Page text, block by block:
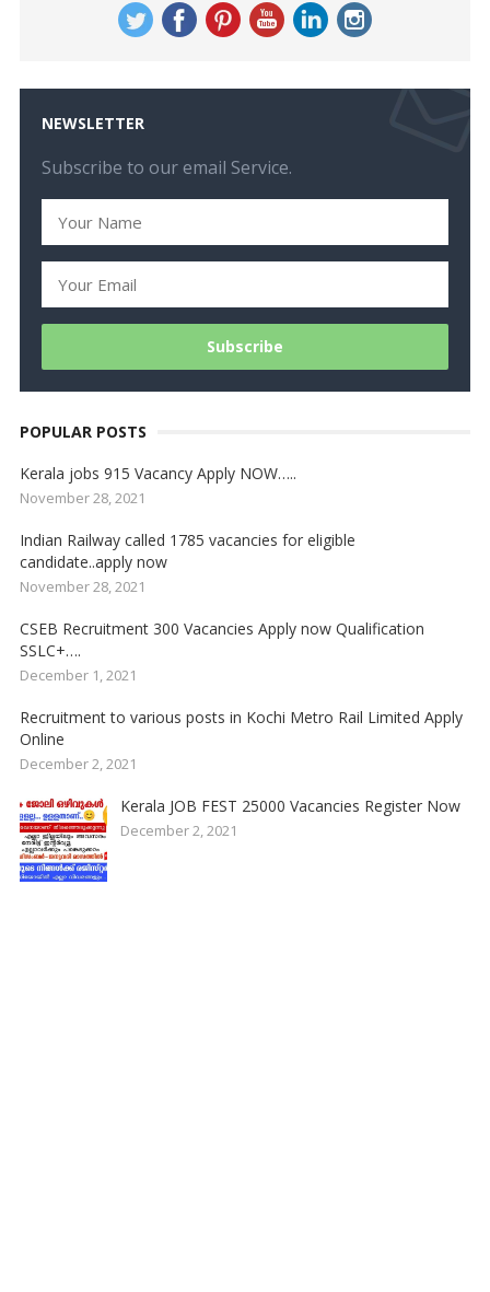
NEWSLETTER
Subscribe to our email Service.
POPULAR POSTS
Kerala jobs 915 Vacancy Apply NOW…..
November 28, 2021
Indian Railway called 1785 vacancies for eligible
candidate..apply now
November 28, 2021
CSEB Recruitment 300 Vacancies Apply now Qualification
SSLC+….
December 1, 2021
Recruitment to various posts in Kochi Metro Rail Limited Apply
Online
December 2, 2021
Kerala JOB FEST 25000 Vacancies Register Now
December 2, 2021